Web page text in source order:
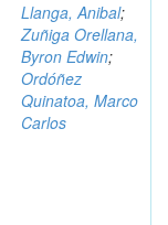
Llanga, Anibal;
Zuñiga Orellana,
Byron Edwin;
Ordóñez
Quinatoa, Marco
Carlos